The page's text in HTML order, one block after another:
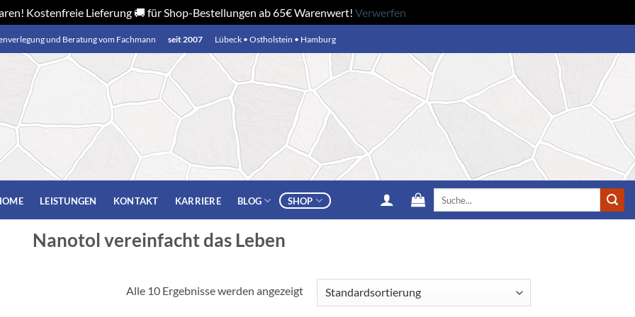
Kostenfreie Lieferung 🚚 für Shop-Bestellungen ab 65€ Warenwert! Verwerfen
und Beratung vom Fachmann seit 2007 Lübeck • Ostholstein • Hamburg
LEISTUNGEN KONTAKT KARRIERE BLOG SHOP
Nanotol vereinfacht das Leben
Alle 10 Ergebnisse werden angezeigt